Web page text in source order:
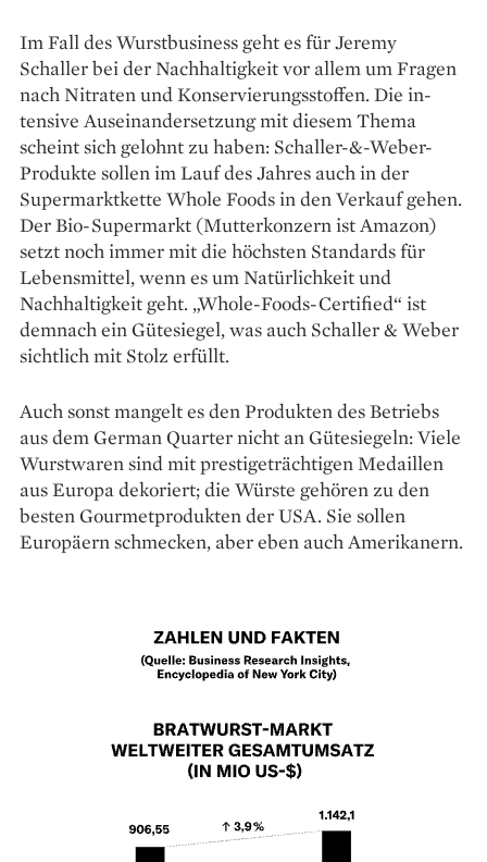
Im Fall des Wurst­business geht es für Jeremy
Schaller bei der Nachhaltigkeit vor allem um Fragen
nach Nitraten und Konservierungsstoffen. Die in­
tensive Auseinandersetzung mit diesem Thema
scheint sich gelohnt zu haben: Schaller-&-Weber-
Produkte sollen im Lauf des Jahres auch in der
Supermarktkette Whole Foods in den Verkauf gehen.
Der Bio-Supermarkt (Mutterkonzern ist Amazon)
setzt noch immer mit die höchsten Standards für
Lebensmittel, wenn es um Natürlichkeit und
Nachhaltigkeit geht. „Whole-Foods-Certified“ ist
demnach ein Gütesiegel, was auch Schaller & Weber
sichtlich mit Stolz erfüllt.
Auch sonst mangelt es den Produkten des Betriebs
aus dem German Quarter nicht an Güte­siegeln: Viele
Wurstwaren sind mit pres­tigeträchtigen Medaillen
aus Europa dekoriert; die Würste gehören zu den
besten Gourmet­produkten der USA. Sie sollen
Europäern schmecken, aber eben auch Ameri­kanern.